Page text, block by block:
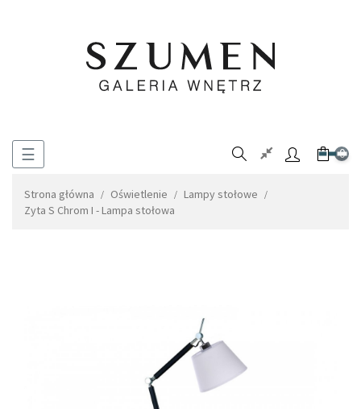
Toggle
☰ 0
Strona główna Oświetlenie
Lampy stołowe
Zyta S Chrom I - Lampa stołowa